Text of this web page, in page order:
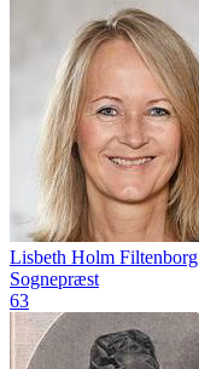
Lisbeth Holm Filtenborg
Sognepræst
63